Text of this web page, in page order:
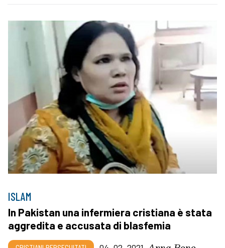
ISLAM
In Pakistan una infermiera cristiana è stata
aggredita e accusata di blasfemia